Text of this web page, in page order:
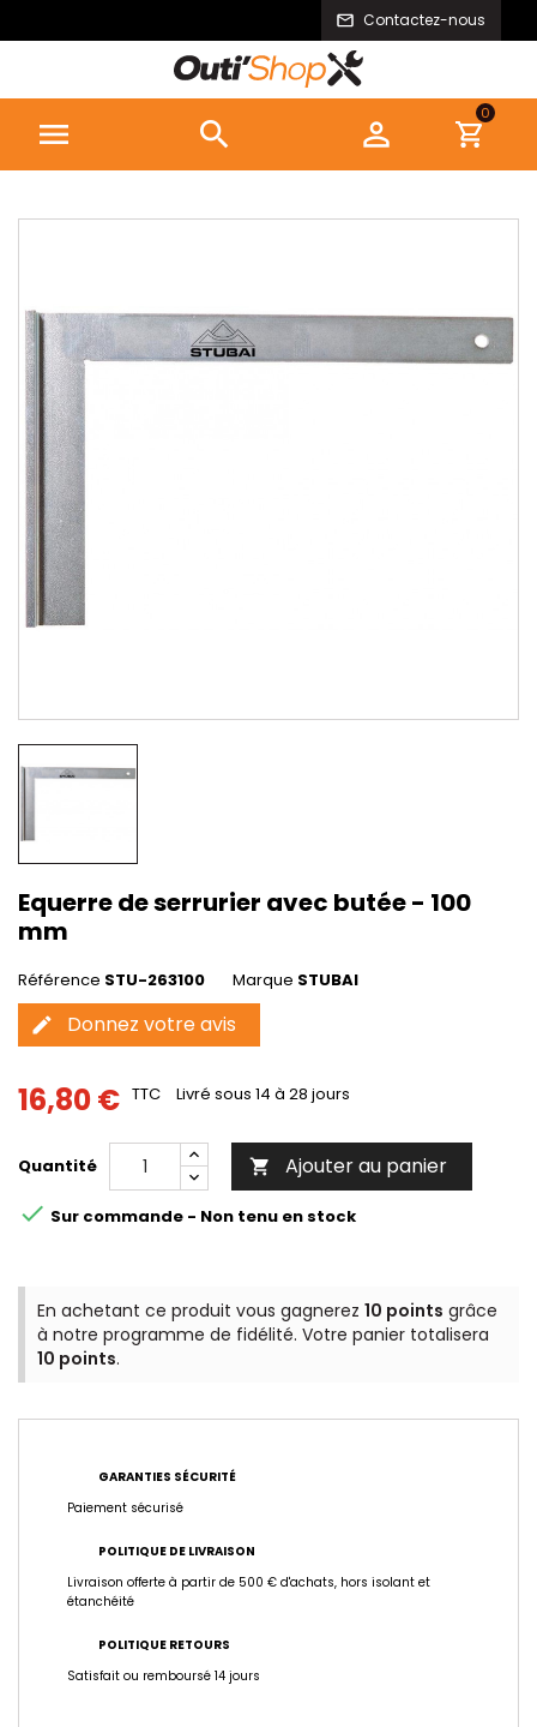
Contactez-nous
  
0
Equerre de serrurier avec butée - 100
mm
Référence STU-263100 Marque STUBAI
edit Donnez votre avis
16,80 € TTC Livré sous 14 à 28 jours
Quantité  Ajouter au panier
 Sur commande - Non tenu en stock
En achetant ce produit vous gagnerez 10 points grâce
à notre programme de fidélité. Votre panier totalisera
10 points.
GARANTIES SÉCURITÉ
Paiement sécurisé
POLITIQUE DE LIVRAISON
Livraison offerte à partir de 500 € d'achats, hors isolant et
étanchéité
POLITIQUE RETOURS
Satisfait ou remboursé 14 jours